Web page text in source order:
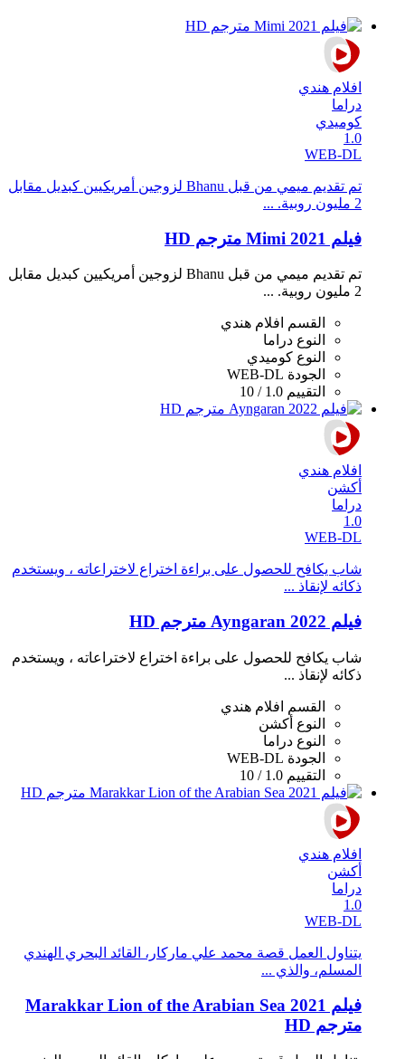
افلام هندي
دراما
كوميدي
1.0
WEB-DL
تم تقديم ميمي من قبل Bhanu لزوجين أمريكيين كبديل مقابل
2 مليون روبية. ...
فيلم Mimi 2021 مترجم HD
تم تقديم ميمي من قبل Bhanu لزوجين أمريكيين كبديل مقابل
2 مليون روبية. ...
القسم
افلام هندي
النوع دراما
النوع كوميدي
الجودة WEB-DL
التقييم 1.0 / 10
افلام هندي
أكشن
دراما
1.0
WEB-DL
شاب يكافح للحصول على براءة اختراع لاختراعاته ، ويستخدم
ذكائه لإنقاذ ...
فيلم Ayngaran 2022 مترجم HD
شاب يكافح للحصول على براءة اختراع لاختراعاته ، ويستخدم
ذكائه لإنقاذ ...
القسم
افلام هندي
النوع أكشن
النوع دراما
الجودة WEB-DL
التقييم 1.0 / 10
افلام هندي
أكشن
دراما
1.0
WEB-DL
يتناول العمل قصة محمد علي ماركار، القائد البحري الهندي
المسلم، والذي ...
فيلم Marakkar Lion of the Arabian Sea 2021
مترجم HD